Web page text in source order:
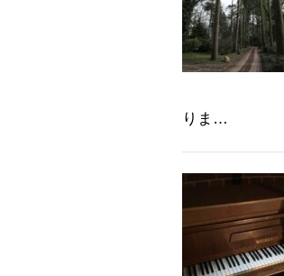
りま…